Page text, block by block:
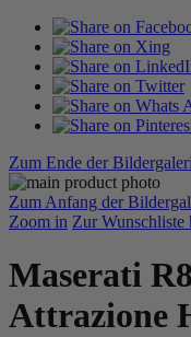
Zum Ende der
Zum Anfang der
Zoom in Zur Wunschliste
Maserati
Attrazione